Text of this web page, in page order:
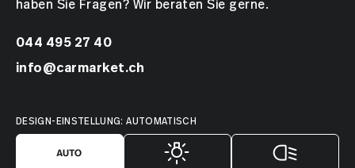
haben Sie Fragen? Wir beraten Sie gerne.
044 495 27 40
info@carmarket.ch
DESIGN-EINSTELLUNG: AUTOMATISCH